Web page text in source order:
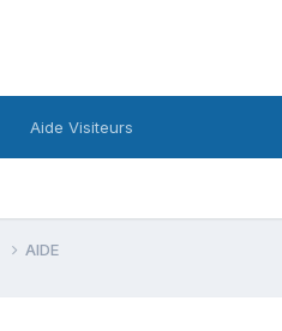
Aide Visiteurs
AIDE